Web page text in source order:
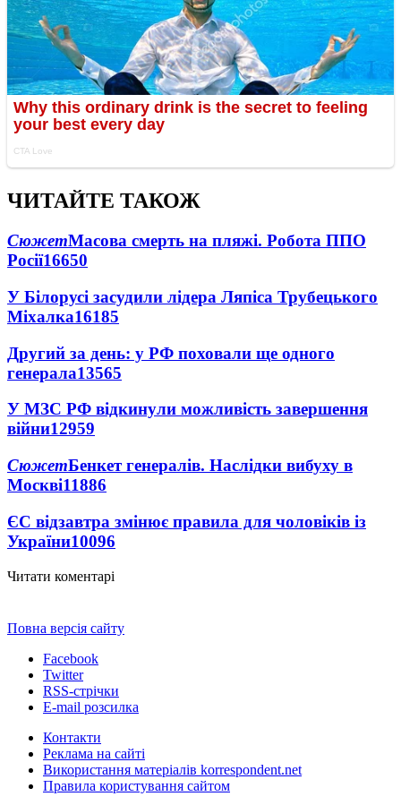
ЧИТАЙТЕ ТАКОЖ
СюжетМасова смерть на пляжі. Робота ППО
Росії16650
У Білорусі засудили лідера Ляпіса Трубецького
Міхалка16185
Другий за день: у РФ поховали ще одного
генерала13565
У МЗС РФ відкинули можливість завершення
війни12959
СюжетБенкет генералів. Наслідки вибуху в
Москві11886
ЄС відзавтра змінює правила для чоловіків із
України10096
Читати коментарі
Повна версія сайту
Facebook
Twitter
RSS-стрічки
E-mail розсилка
Контакти
Реклама на сайті
Використання матеріалів korrespondent.net
Правила користування сайтом